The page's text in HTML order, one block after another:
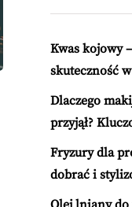
Kwas kojowy
skuteczność
Dlaczego
przyjął?
Fryzury dla
dobrać i